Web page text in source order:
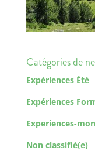
Catégories de
Expériences Été
Expériences
Experiences-
Non classifié(e)